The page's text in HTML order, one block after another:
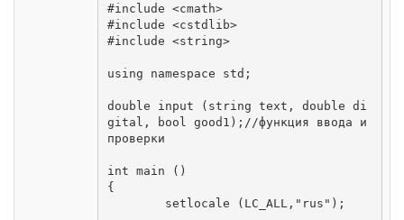
#include <cmath>
#include <cstdlib>
#include <string>
using namespace std;
double input (string text, double di
gital, bool good1);//функция ввода и
проверки
int main ()
{